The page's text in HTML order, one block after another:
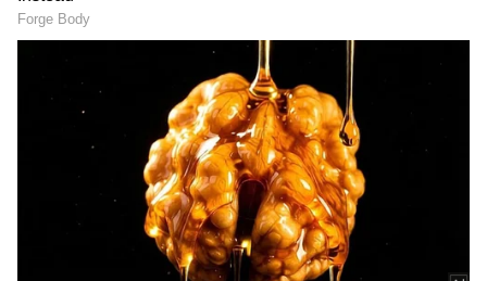
Fridge Cover Warning
తమిళనాడు బడ్జెట్ విజయ్ ఆసక్తికర
కేటాయింపులు | Tamil Nadu CM Vijay
Mega Budget 2026